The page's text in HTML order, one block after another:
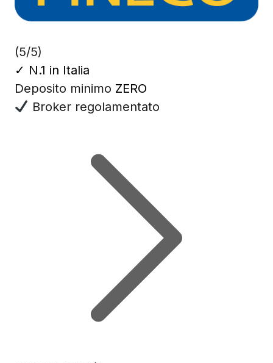
(5/5)
✓ N.1 in Italia
Deposito minimo ZERO
Broker regolamentato